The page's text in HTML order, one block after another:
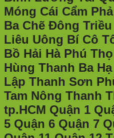
Móng Cái Cẩm
Ba Chẽ Đông
Liêu Uông Bí Cô
Bồ Hải Hà Phú
Hùng Thanh Ba
Lập Thanh Sơn
Tam Nông Thanh
tp.HCM Quận 1
5 Quận 6 Quận 7